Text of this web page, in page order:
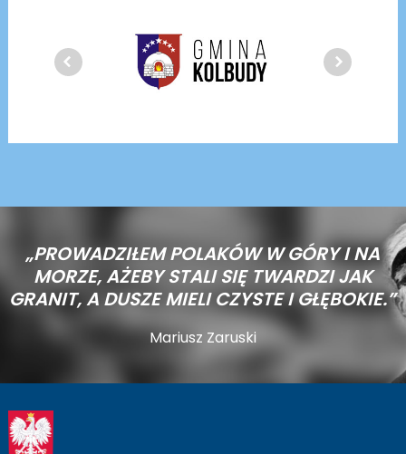
„PROWADZIŁEM POLAKÓW W GÓRY I NA
MORZE,AŻEBY STALI SIĘ TWARDZI JAK
GRANIT, A DUSZE MIELI CZYSTE I GŁĘBOKIE.”
Mariusz Zaruski